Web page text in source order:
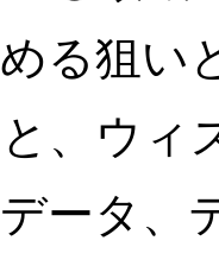
る狙い
、ウィ
ータ、